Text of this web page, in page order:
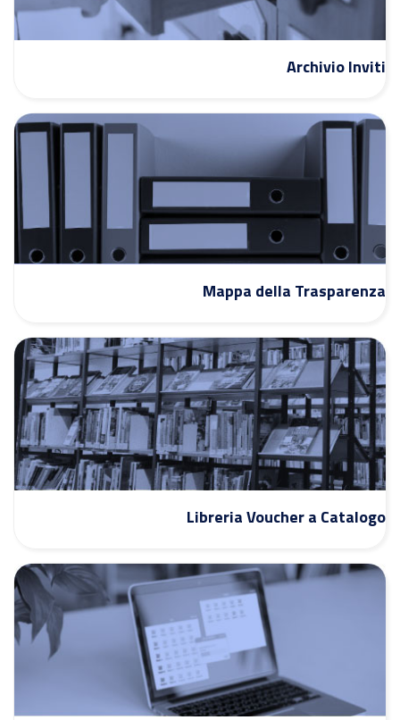
Archivio Inviti
Mappa della Trasparenza
Libreria Voucher a Catalogo